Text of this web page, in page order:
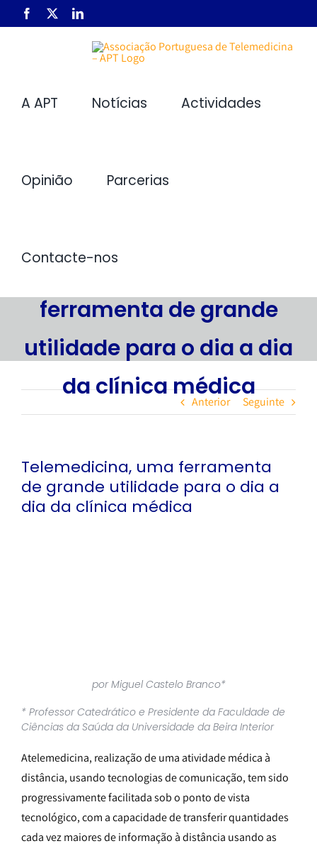
to
Facebook LinkedIn
A APT Notícias Actividades
Opinião Parcerias
Contacte-nos
Telemedicina, uma
ferramenta de grande
utilidade para o dia a dia
da clínica médica
Anterior Seguinte
Telemedicina, uma ferramenta
de grande utilidade para o dia a
dia da clínica médica
por Miguel Castelo Branco*
* Professor Catedrático e Presidente da Faculdade de
Ciências da Saúda da Universidade da Beira Interior
Atelemedicina, realização de uma atividade médica à
distância, usando tecnologias de comunicação, tem sido
progressivamente facilitada sob o ponto de vista
tecnológico, com a capacidade de transferir quantidades
cada vez maiores de informação à distância usando as